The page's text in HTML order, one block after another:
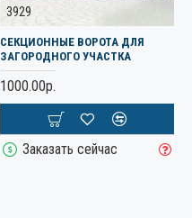
3929
СЕКЦИОННЫЕ ВОРОТА ДЛЯ
ЗАГОРОДНОГО УЧАСТКА
1000.00р.
Заказать сейчас